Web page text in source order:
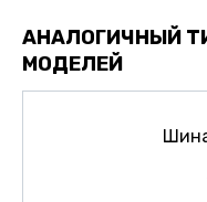
АНАЛОГИЧНЫЙ
МОДЕЛЕЙ
Шина